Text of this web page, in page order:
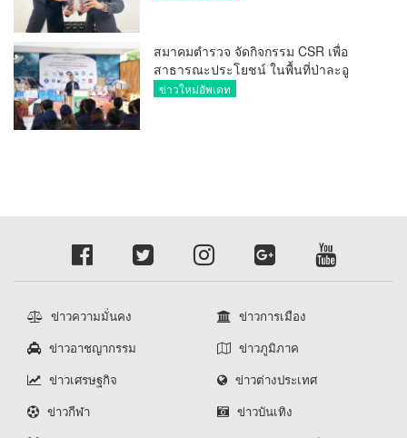
ประเทศ
สมาคมตำรวจ จัดกิจกรรม CSR เพื่อ
สาธารณะประโยชน์ ในพื้นที่ป่าละอู
โรงเรียนตำรวจตระเวนชายแดนนเรศวร
ข่าวใหม่อัพเดท
ข่าวความมั่นคง
ข่าวการเมือง
ข่าวอาชญากรรม
ข่าวภูมิภาค
ข่าวเศรษฐกิจ
ข่าวต่างประเทศ
ข่าวกีฬา
ข่าวบันเทิง